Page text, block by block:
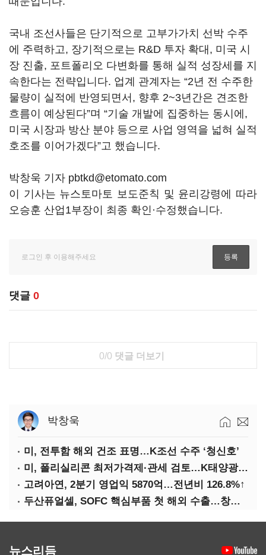
국내 조선사들은 단기적으로 고부가가치 선박 수주
에 주력하고, 장기적으로는 R&D 투자 확대, 미국 시
장 진출, 포트폴리오 다변화를 통해 실적 성장세를 지
속한다는 전략입니다. 업계 관계자는 “2년 전 수주한
물량이 실적에 반영되면서, 향후 2~3년간은 견조한
흐름이 예상된다”며 “기술 개발에 집중하는 동시에,
미국 시장과 방산 분야 등으로 사업 영역을 넓혀 실적
호조를 이어가겠다”고 했습니다.
박창욱 기자 pbtkd@etomato.com
이 기사는 뉴스토마토 보도준칙 및 윤리강령에 따라
오승훈 산업1부장이 최종 확인·수정했습니다.
댓글 0
0/0 댓글 더보기
박창욱
미, 전투함 해외 건조 표명…K조선 수주 ‘청신호’
미, 폴리실리콘 최저가격제·관세 검토…K태양광 입지 확대 기대
고려아연, 2분기 영업익 5870억…전년비 126.8%↑
두산퓨얼셀, SOFC 핵심부품 첫 해외 수출…창사 이래 최대 규모
뉴스리듬